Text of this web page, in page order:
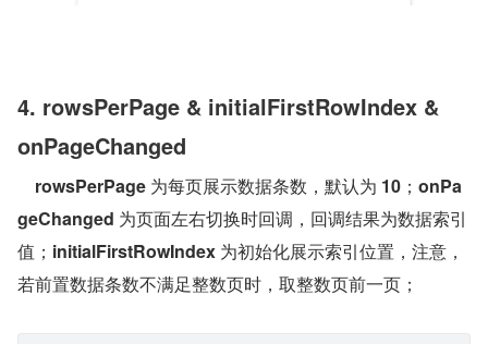
4. rowsPerPage & initialFirstRowIndex &
onPageChanged
rowsPerPage 为每页展示数据条数，默认为 10 ； onPa
geChanged 为页面左右切换时回调，回调结果为数据索引
值； initialFirstRowIndex 为初始化展示索引位置，注意，
若前置数据条数不满足整数页时，取整数页前一页；